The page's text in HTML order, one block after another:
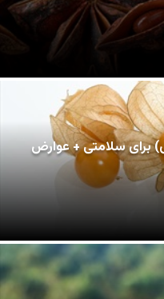
سلامتی + عوارض